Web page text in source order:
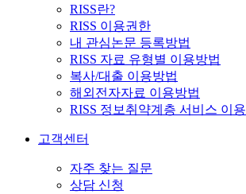
RISS란?
RISS 이용권한
내 관심논문 등록방법
RISS 자료 유형별 이용방법
복사/대출 이용방법
해외전자자료 이용방법
RISS 정보취약계층 서비스 이
고객센터
자주 찾는 질문
상담 신청